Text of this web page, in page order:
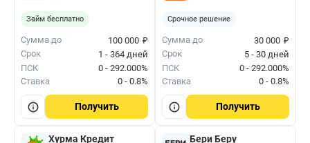
Займ бесплатно
Сумма до 100 000 ₽
Срок
1 - 364 дней
ПСК
0 - 292.000%
Ставка
0 - 0.8%
Получить
Срочное решение
Сумма до 30 000 ₽
Срок
5 - 30 дней
ПСК
0 - 292.000%
Ставка
0 - 0.8%
Получить
Хурма Кредит Бери Беру